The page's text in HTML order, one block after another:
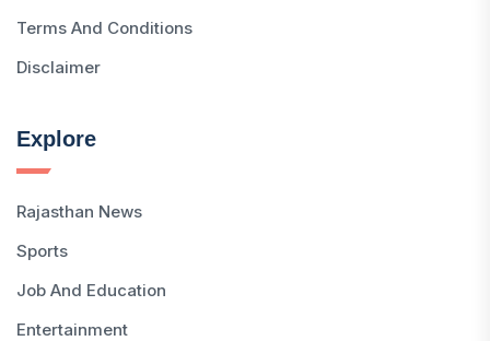
Terms And Conditions
Disclaimer
Explore
Rajasthan News
Sports
Job And Education
Entertainment